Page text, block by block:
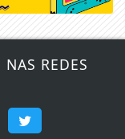
NAS REDES